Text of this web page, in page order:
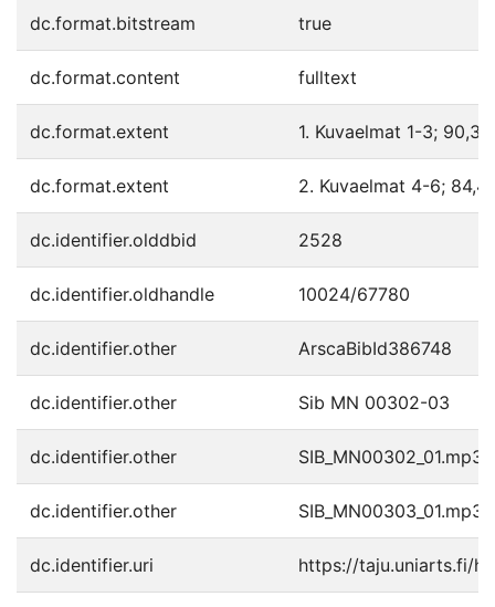
dc.format.bitstream true
dc.format.content fulltext
dc.format.extent 1. Kuvaelmat 1-3;
dc.format.extent 2. Kuvaelmat 4-6;
dc.identifier.olddbid 2528
dc.identifier.oldhandle 10024/67780
dc.identifier.other ArscaBibId386748
dc.identifier.other Sib MN 00302-03
dc.identifier.other SIB_MN00302_01.mp3
dc.identifier.other SIB_MN00303_01.mp3
dc.identifier.uri https://taju.uniarts.fi/